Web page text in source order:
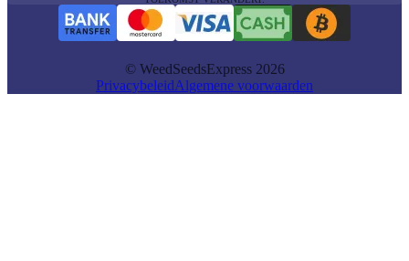
© WeedSeedsExpress 2026
PrivacybeleidAlgemene voorwaarden